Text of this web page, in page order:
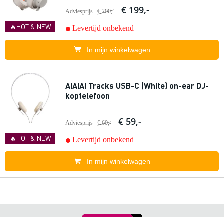
🔥HOT & NEW
Adviesprijs € 200,- € 199,-
Levertijd onbekend
In mijn winkelwagen
🔥HOT & NEW
AIAIAI Tracks USB-C (White) on-ear DJ-
koptelefoon
Adviesprijs € 60,- € 59,-
Levertijd onbekend
In mijn winkelwagen